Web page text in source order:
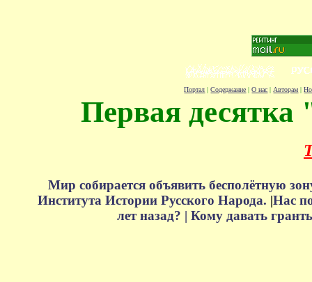
Портал |Содержание |О нас | Авторам |
Первая десятка
Мир собирается объявить бесполётную
Института Истории Русского Народа. |Нас
лет назад? |Кому давать